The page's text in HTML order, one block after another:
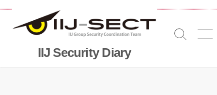
へ
IIJ Security Diary
検
メ